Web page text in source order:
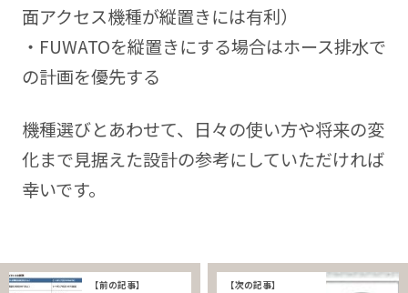
面アクセス機種が縦置きには有利）
・FUWATOを縦置きにする場合はホース排水で
の計画を優先する
機種選びとあわせて、日々の使い方や将来の変
化まで見据えた設計の参考にしていただければ
幸いです。
【前の記事】 【次の記事】